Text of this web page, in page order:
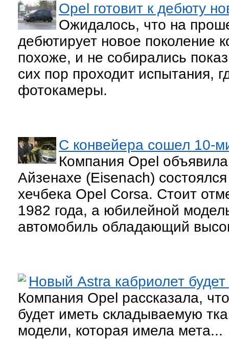
Opel готовит к дебюту
Ожидалось, что на
дебютирует новое поколение
похоже, и не собирались
сих пор проходит испытания,
фотокамеры.
С конвейера сошел 10-
Компания Opel
Айзенахе (Eisenach)
хечбека Opel Corsa. Стоит
1982 года, а юбилейной
автомобиль обладающий
Новый Astra кабриолет
Компания Opel рассказала,
будет иметь складываемую
модели, которая имела мета...